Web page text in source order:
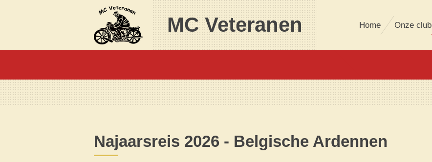
de
MC Veteranen Home Onze club
Najaarsreis 2026 - Belgische Ardennen